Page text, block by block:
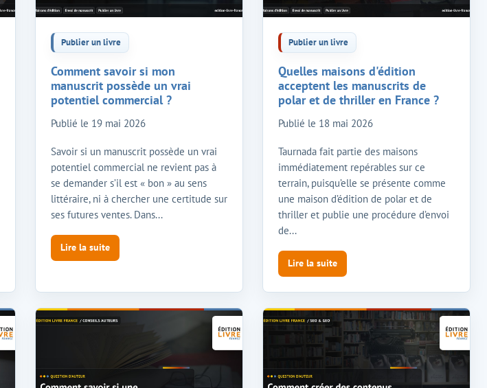
Publier un livre
Comment savoir si mon
manuscrit possède un vrai
potentiel commercial ?
Publié le 19 mai 2026
Savoir si un manuscrit possède un vrai
potentiel commercial ne revient pas à
se demander s’il est « bon » au sens
littéraire, ni à chercher une certitude sur
ses futures ventes. Dans...
Lire la suite
Publier un livre
Quelles maisons d'édition
acceptent les manuscrits de
polar et de thriller en France ?
Publié le 18 mai 2026
Taurnada fait partie des maisons
immédiatement repérables sur ce
terrain, puisqu’elle se présente comme
une maison d’édition de polar et de
thriller et publie une procédure d’envoi
de...
Lire la suite